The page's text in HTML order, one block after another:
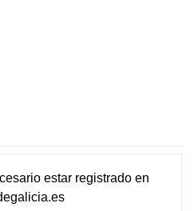
estar registradoen